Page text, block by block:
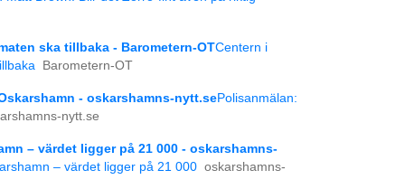
ska tillbaka - Barometern-OTCentern i
Barometern-OT
- oskarshamns-nytt.sePolisanmälan:
nytt.se
– värdet ligger på 21 000 - oskarshamns-
– värdet ligger på 21 000 oskarshamns-